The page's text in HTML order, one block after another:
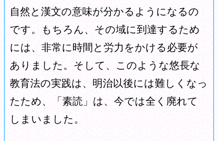
自然と漢文の意味が分かるようになるの
です。もちろん、その域に到達するため
には、非常に時間と労力をかける必要が
ありました。そして、このような悠長な
教育法の実践は、明治以後には難しくなっ
たため、「素読」は、今では全く廃れて
しまいました。